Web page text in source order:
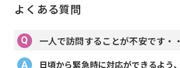
よくある質問
一人で訪問することが不安です・・
日頃から緊急時に対応ができるよう